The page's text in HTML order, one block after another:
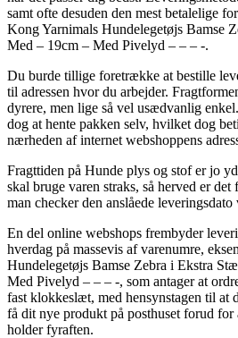
samt ofte desuden den mest betalelige
Kong Yarnimals Hundelegetøjs Bamse
Med – 19cm – Med Pivelyd – – – -.
Du burde tillige foretrække at bestille
til adressen hvor du arbejder.
dyrere, men lige så vel usædvanlig
dog at hente pakken selv, hvilket dog
nærheden af internet webshoppens
Fragttiden på Hunde plys og stof er jo
skal bruge varen straks, så herved er
man checker den anslåede
En del online webshops frembyder
hverdag på massevis af varenumre,
Hundelegetøjs Bamse Zebra i Ekstra
Med Pivelyd – – – -, som antager at
fast klokkeslæt, med hensynstagen til at
få dit nye produkt på posthuset forud for
holder fyraften.